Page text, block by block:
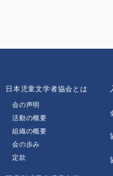
日本児童文学者協会とは
会の声明
活動の概要
組織の概要
会の歩み
定款